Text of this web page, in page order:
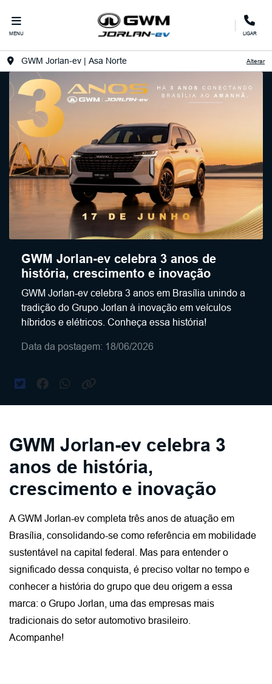
MENU LIGAR
GWM Jorlan-ev | Asa Norte Alterar
GWM Jorlan-ev celebra 3 anos de
história, crescimento e inovação
GWM Jorlan-ev celebra 3 anos em Brasília unindo a
tradição do Grupo Jorlan à inovação em veículos
híbridos e elétricos. Conheça essa história!
Data da postagem: 18/06/2026
GWM Jorlan-ev celebra 3
anos de história,
crescimento e inovação
A GWM Jorlan-ev completa três anos de atuação em
Brasília, consolidando-se como referência em mobilidade
sustentável na capital federal. Mas para entender o
significado dessa conquista, é preciso voltar no tempo e
conhecer a história do grupo que deu origem a essa
marca: o Grupo Jorlan, uma das empresas mais
tradicionais do setor automotivo brasileiro.
Acompanhe!